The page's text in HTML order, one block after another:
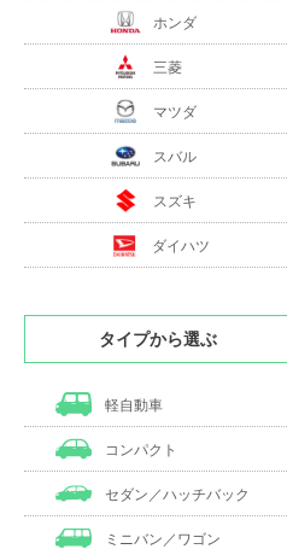
ホンダ
三菱
マツダ
スバル
スズキ
ダイハツ
タイプから選ぶ
軽自動車
コンパクト
セダン／ハッチバック
ミニバン／ワゴン